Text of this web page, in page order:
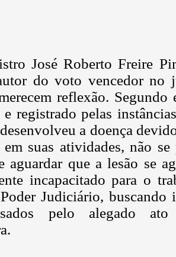
José Roberto Freire
do voto vencedor no
reflexão. Segundo
registrado pelas
a doença
em suas atividades, não
aguardar que a lesão se
incapacitado para o
Judiciário, buscando
pelo alegado